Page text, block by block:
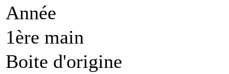
Année
1ère main
Boite d'origine